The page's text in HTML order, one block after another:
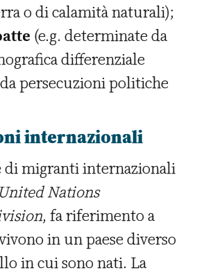
o di calamità naturali);
(e.g. determinate da
differenziale
persecuzioni politiche
internazionali
di migranti internazionali
United Nations
, fa riferimento a
in un paese diverso
in cui sono nati. La